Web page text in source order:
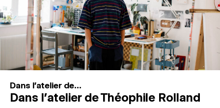
Recherche
Connexion
Dans l'atelier de...
Dans l’atelier de Théophile Rolland